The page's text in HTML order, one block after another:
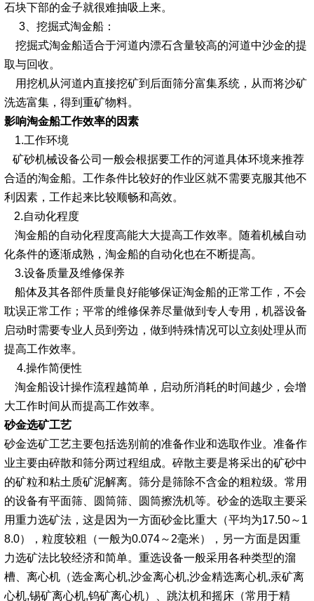
石块下部的金子就很难抽吸上来。
3、挖掘式淘金船：
挖掘式淘金船适合于河道内漂石含量较高的河道中沙金的提
取与回收。
用挖机从河道内直接挖矿到后面筛分富集系统，从而将沙矿
洗选富集，得到重矿物料。
影响淘金船工作效率的因素
1.工作环境
矿砂机械设备公司一般会根据要工作的河道具体环境来推荐
合适的淘金船。 工作条件比较好的作业区就不需要克服其他不
利因素，工作起来比较顺畅和高效。
2.自动化程度
淘金船的自动化程度高能大大提高工作效率。随着机械自动
化条件的逐渐成熟，淘金船的自动化也在不断提高。
3.设备质量及维修保养
船体及其各部件质量良好能够保证淘金船的正常工作，不会
耽误正常工作；平常的维修保养尽量做到专人专用，机器设备
启动时需要专业人员到旁边，做到特殊情况可以立刻处理从而
提高工作效率。
4.操作简便性
淘金船设计操作流程越简单，启动所消耗的时间越少，会增
大工作时间从而提高工作效率。
砂金选矿工艺
砂金选矿工艺主要包括选别前的准备作业和选取作业。准备作
业主要由碎散和筛分两过程组成。碎散主要是将采出的矿砂中
的矿粒和粘土质矿泥解离。筛分是筛除不含金的粗粒级。常用
的设备有平面筛、圆筒筛、圆筒擦洗机等。砂金的选取主要采
用重力选矿法，这是因为一方面砂金比重大（平均为17.50～1
8.0），粒度较粗（一般为0.074～2毫米），另一方面是因重
力选矿法比较经济和简单。重选设备一般采用各种类型的溜
槽、离心机（选金离心机,沙金离心机,沙金精选离心机,汞矿离
心机,锡矿离心机,钨矿离心机）、跳汰机和摇床（常用于精